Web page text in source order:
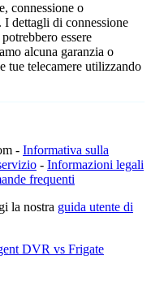
connessione o
dettagli di connessione
essere
alcuna garanzia o
tue telecamere utilizzando
- Informativa sulla
- Informazioni legali
frequenti
la nostra guida utente di
DVR vs Frigate